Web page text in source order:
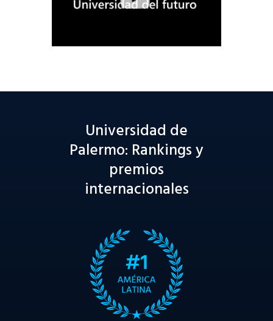
Universidad de
Palermo: Rankings y
premios
internacionales